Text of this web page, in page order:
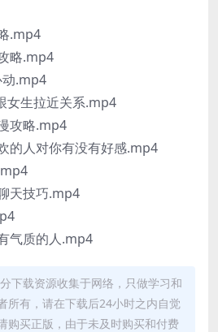
.mp4
略.mp4
.mp4
女生拉近关系.mp4
攻略.mp4
的人对你有没有好感.mp4
天技巧.mp4
气质的人.mp4
下载资源收集于网络，只做学习和
所有，请在下载后24小时之内自觉
购买正版，由于未及时购买和付费